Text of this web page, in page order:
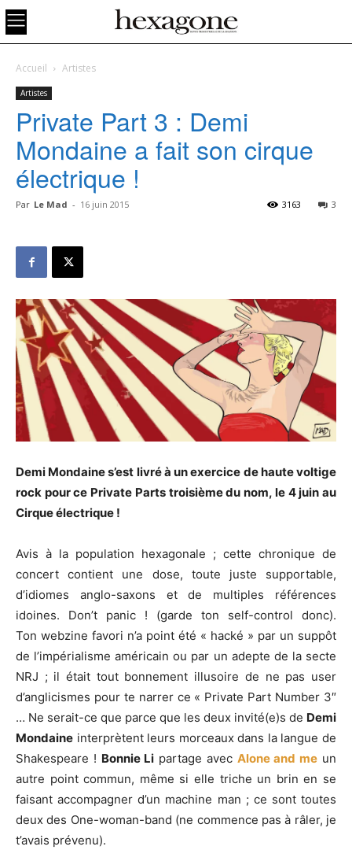
Accueil Artistes
Artistes
Private Part 3 : Demi
Mondaine a fait son cirque
électrique !
Par Le Mad - 16 juin 2015 3
3163
Demi Mondaine s’est livré à un exercice de haute voltige
rock pour ce Private Parts troisième du nom, le 4 juin au
Cirque électrique !
Avis à la population hexagonale ; cette chronique de
concert contient une dose, toute juste supportable,
d’idiomes anglo-saxons et de multiples références
idoines. Don’t panic ! (garde ton self-control donc).
Ton webzine favori n’a point été « hacké » par un suppôt
de l’impérialisme américain ou par un adepte de la secte
NRJ ; il était tout bonnement illusoire de ne pas user
d’anglicismes pour te narrer ce « Private Part Number 3″
… Ne serait-ce que parce que les deux invité(e)s de Demi
Mondaine interprètent leurs morceaux dans la langue de
Shakespeare ! Bonnie Li partage avec Alone and me un
autre point commun, même si elle triche un brin en se
faisant accompagner d’un machine man ; ce sont toutes
deux des One-woman-band (ne commence pas à râler, je
t’avais prévenu).